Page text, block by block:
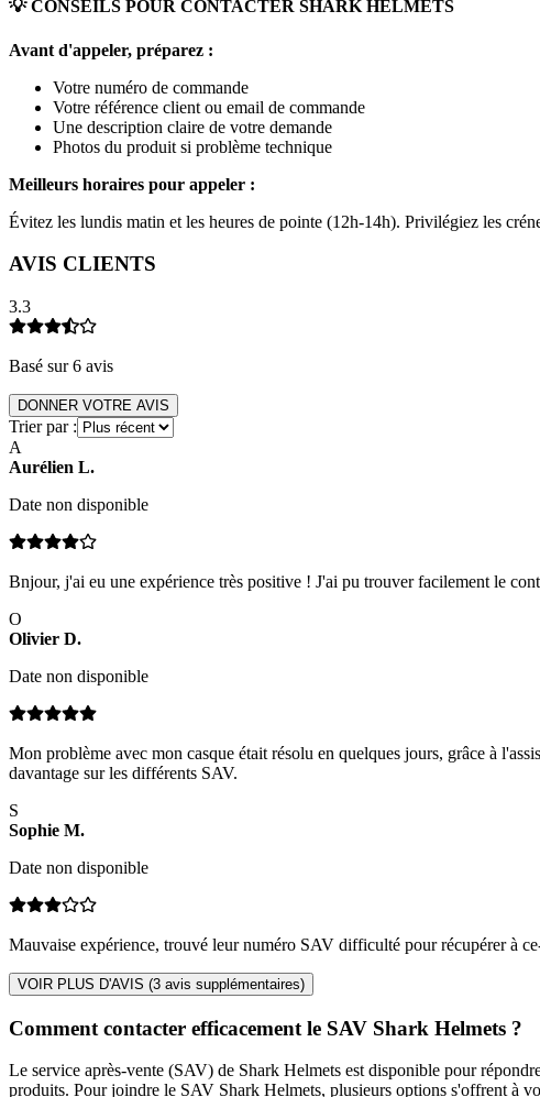
💡 CONSEILS POUR CONTACTER SHARK HELMETS
Avant d'appeler, préparez :
Votre numéro de commande
Votre référence client ou email de commande
Une description claire de votre demande
Photos du produit si problème technique
Meilleurs horaires pour appeler :
Évitez les lundis matin et les heures de pointe (12h-14h). Privilégiez les
AVIS CLIENTS
3.3
Basé sur6 avis
DONNER VOTRE AVIS
Trier par :
A
Aurélien L.
Date non disponible
Bnjour, j'ai eu une expérience très positive ! J'ai pu trouver facilement le
O
Olivier D.
Date non disponible
Mon problème avec mon casque était résolu en quelques jours, grâce à
davantage sur les différents SAV.
S
Sophie M.
Date non disponible
Mauvaise expérience, trouvé leur numéro SAV difficulté pour récupérer à
VOIR PLUS D'AVIS (3 avis supplémentaires)
Comment contacter efficacement le SAV Shark Helmets ?
Le service après-vente (SAV) de Shark Helmets est disponible pour
produits. Pour joindre le SAV Shark Helmets, plusieurs options s'offrent à